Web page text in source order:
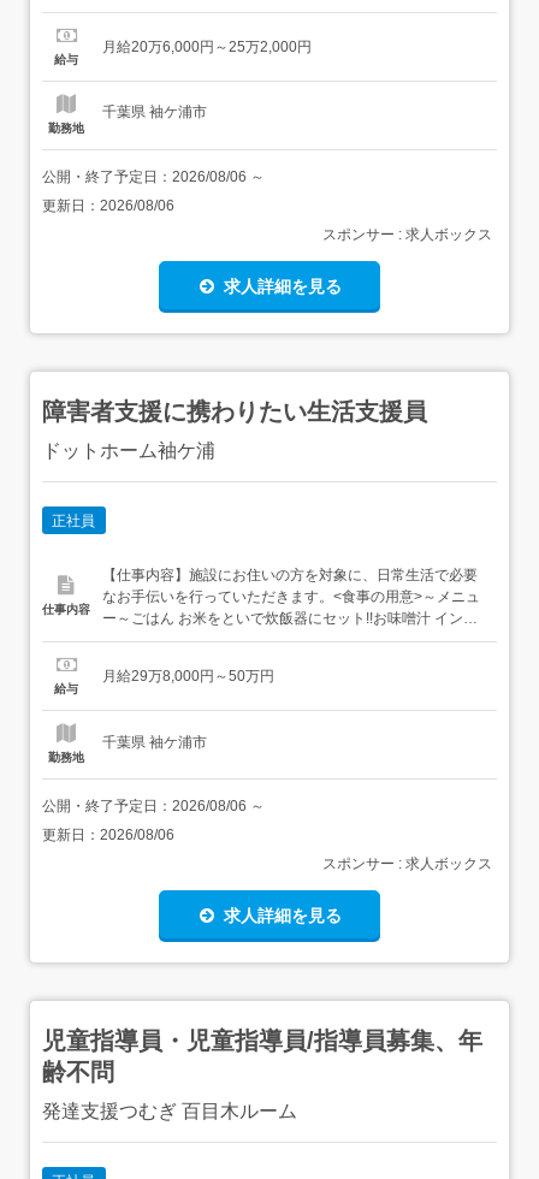
206,000円 〜 252,000円<給与の備考>基本給 206,000円～
5,000円/月賞与あり 実績年2回・計2ヶ月分職務給制度あり
給与
月給20万6,000円～25万2,000円
勤務地
千葉県 袖ケ浦市
公開・終了予定日： 2026/08/06 ～
更新日： 2026/08/06
スポンサー : 求人ボックス
求人詳細を見る
障害者支援に携わりたい生活支援員
ドットホーム袖ケ浦
正社員
仕事内容
【仕事内容】施設にお住いの方を対象に、日常生活で必要
なお手伝いを行っていただきます。<食事の用意>～メニュ
ー～ごはん お米をといで炊飯器にセット!!お味噌汁 インス
タントなのでお湯をそそぐだけでOKおかず パウチされた
OK<お掃除>共用部分やお部屋のお掃除 おうちのお掃除と
給与
月給29万8,000円～50万円
勤務地
千葉県 袖ケ浦市
公開・終了予定日： 2026/08/06 ～
更新日： 2026/08/06
スポンサー : 求人ボックス
求人詳細を見る
児童指導員・児童指導員/指導員募集、年
齢不問
発達支援つむぎ 百目木ルーム